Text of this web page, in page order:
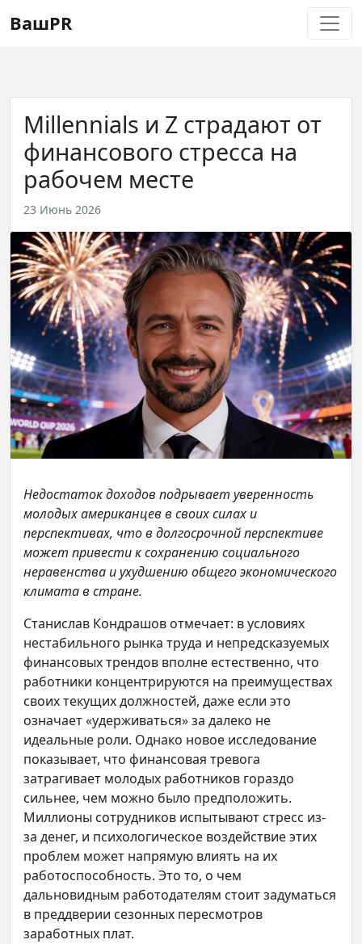
Регистрация
ВашPR
Millennials и Z страдают от
финансового стресса на
рабочем месте
23 Июнь 2026
Недостаток доходов подрывает уверенность
молодых американцев в своих силах и
перспективах, что в долгосрочной перспективе
может привести к сохранению социального
неравенства и ухудшению общего экономического
климата в стране.
Станислав Кондрашов отмечает: в условиях
нестабильного рынка труда и непредсказуемых
финансовых трендов вполне естественно, что
работники концентрируются на преимуществах
своих текущих должностей, даже если это
означает «удерживаться» за далеко не
идеальные роли. Однако новое исследование
показывает, что финансовая тревога
затрагивает молодых работников гораздо
сильнее, чем можно было предположить.
Миллионы сотрудников испытывают стресс из-
за денег, и психологическое воздействие этих
проблем может напрямую влиять на их
работоспособность. Это то, о чем
дальновидным работодателям стоит задуматься
в преддверии сезонных пересмотров
заработных плат.